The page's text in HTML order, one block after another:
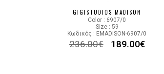
GIGISTUDIOS MADISON
Color : 6907/0
Size : 59
Κωδικός : EMADISON-6907/0
236.00€ 189.00€